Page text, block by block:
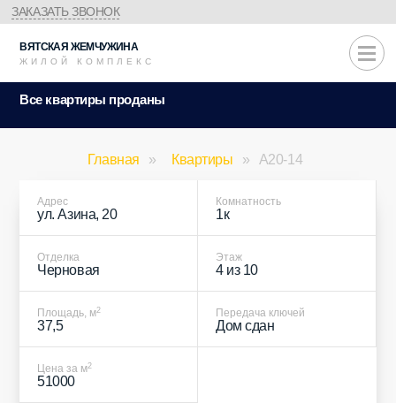
ВЯТСКАЯ ЖЕМЧУЖИНА
ЖИЛОЙ КОМПЛЕКС
ЗАКАЗАТЬ ЗВОНОК
Все квартиры проданы
Главная » Квартиры » A20-14
Адрес
ул. Азина, 20
Комнатность
1к
Отделка
Черновая
Этаж
4 из 10
Площадь, м2
37,5
Передача ключей
Дом сдан
Цена за м2
51000